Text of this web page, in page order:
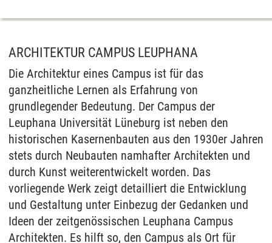
ARCHITEKTUR CAMPUS LEUPHANA
Die Architektur eines Campus ist für das
ganzheitliche Lernen als Erfahrung von
grundlegender Bedeutung. Der Campus der
Leuphana Universität Lüneburg ist neben den
historischen Kasernenbauten aus den 1930er Jahren
stets durch Neubauten namhafter Architekten und
durch Kunst weiterentwickelt worden. Das
vorliegende Werk zeigt detailliert die Entwicklung
und Gestaltung unter Einbezug der Gedanken und
Ideen der zeitgenössischen Leuphana Campus
Architekten. Es hilft so, den Campus als Ort für